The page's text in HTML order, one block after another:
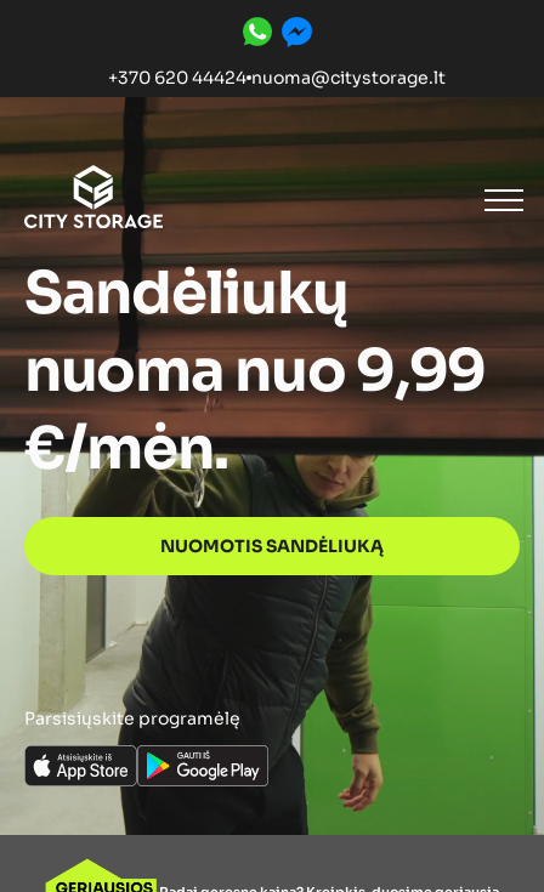
+370 620 44424 nuoma@citystorage.lt
Sandėliukų
nuoma nuo 9,99
€/mėn.
NUOMOTIS SANDĖLIUKĄ
Parsisiųskite programėlę